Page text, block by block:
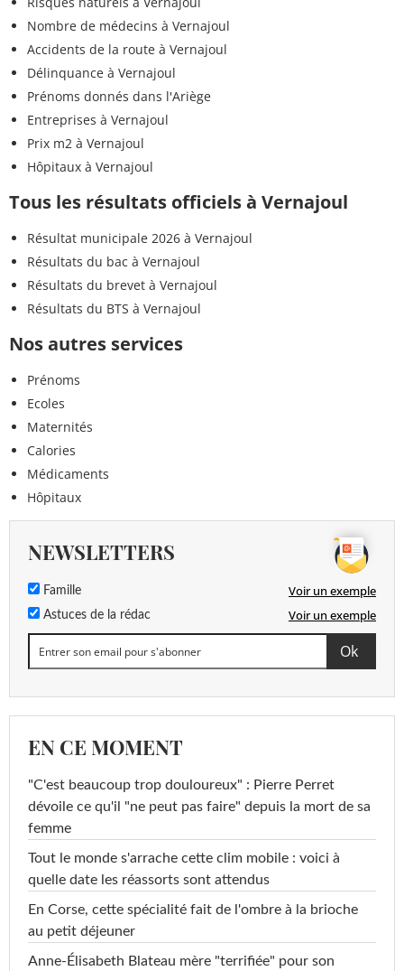
Nombre de médecins à Vernajoul
Accidents de la route à Vernajoul
Délinquance à Vernajoul
Prénoms donnés dans l'Ariège
Entreprises à Vernajoul
Prix m2 à Vernajoul
Hôpitaux à Vernajoul
Tous les résultats officiels à Vernajoul
Résultat municipale 2026 à Vernajoul
Résultats du bac à Vernajoul
Résultats du brevet à Vernajoul
Résultats du BTS à Vernajoul
Nos autres services
Prénoms
Ecoles
Maternités
Calories
Médicaments
Hôpitaux
NEWSLETTERS
Famille Voir un exemple
Astuces de la rédac Voir un exemple
EN CE MOMENT
"C'est beaucoup trop douloureux" : Pierre Perret
dévoile ce qu'il "ne peut pas faire" depuis la mort de sa
femme
Tout le monde s'arrache cette clim mobile : voici à
quelle date les réassorts sont attendus
En Corse, cette spécialité fait de l'ombre à la brioche
au petit déjeuner
Anne-Élisabeth Blateau mère "terrifiée" pour son